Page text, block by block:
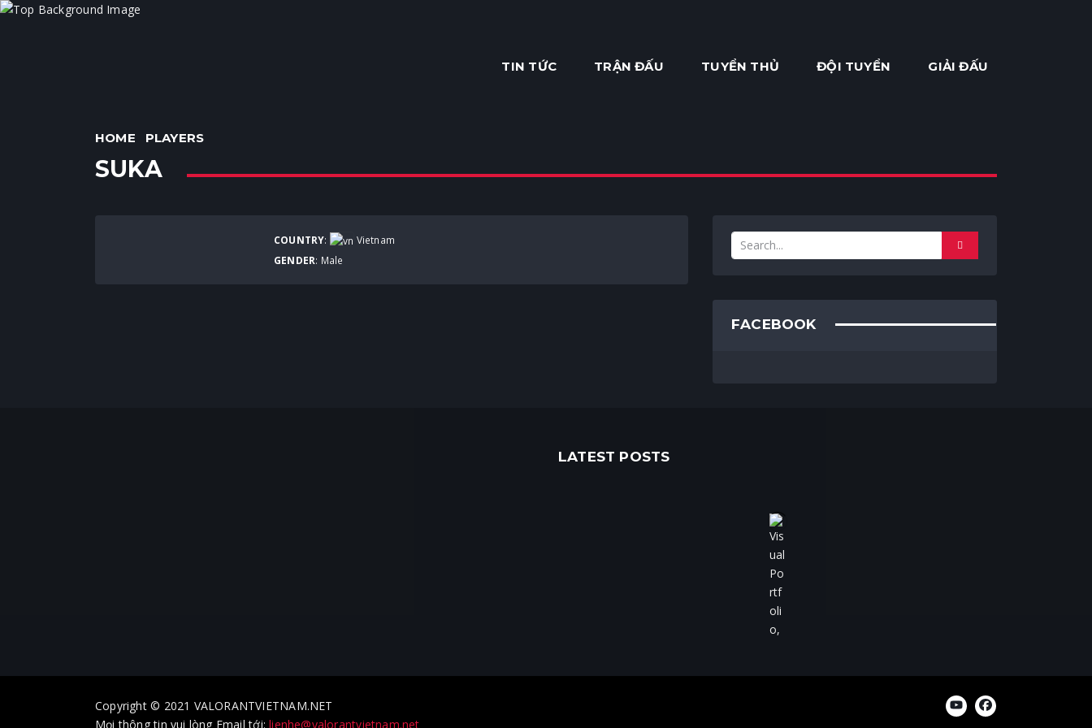
TIN TỨC TRẬN ĐẤU TUYỂN THỦ ĐỘI TUYỂN GIẢI ĐẤU
HOME PLAYERS
SUKA
COUNTRY:
Vietnam
GENDER: Male
FACEBOOK
LATEST POSTS
Copyright © 2021 VALORANTVIETNAM.NET
Mọi thông tin vui lòng Email tới:lienhe@valorantvietnam.net